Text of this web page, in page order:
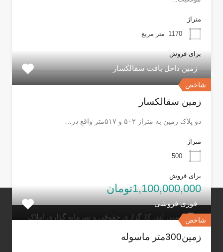
متراژ
1170 متر مربع
برای فروش
شاخص
زمین داخل بافت سقالکسار
زمین سقالکسار
دو پلاک زمین به متراژ ۵۰۲ و ۵۱۷متر واقع در…
متراژ
500
برای فروش
1,100,000,000تومان
شاخص
فوری فروشی
زمین300متر ماسوله